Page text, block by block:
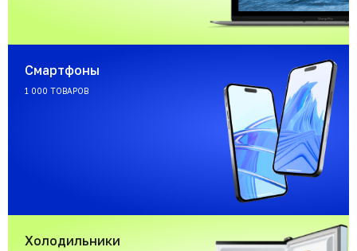
Смартфоны
1 000 ТОВАРОВ
Холодильники